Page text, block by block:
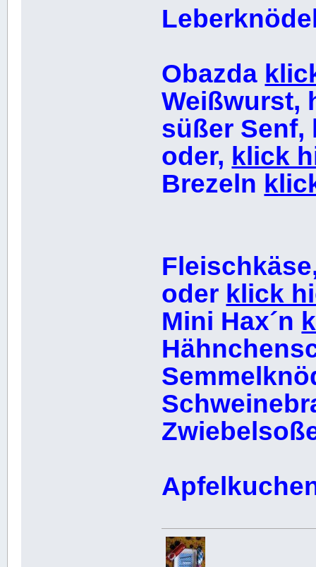
Obazda
Weißwurst,
süßer Senf,
oder, klick
Brezeln
oder klick
Mini Hax´n